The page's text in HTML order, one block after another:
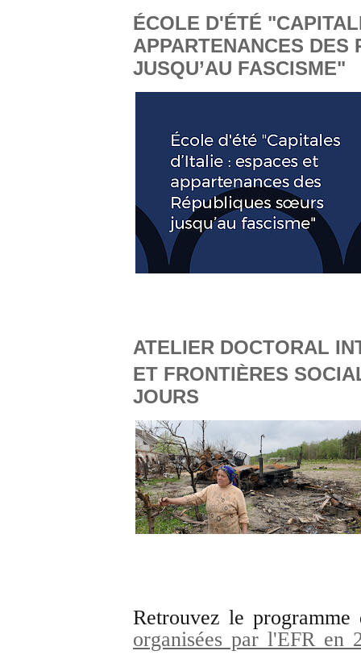
ÉCOLE D'ÉTÉ
APPARTENANCES
JUSQU’AU FASCISME"
ATELIER DOCTORAL
ET FRONTIÈRES
JOURS
Retrouvez le
organisées par l'EFR